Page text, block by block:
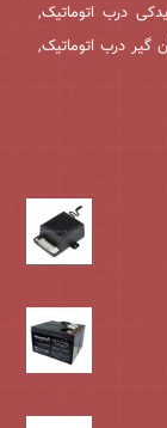
درب اتوماتیک,
گیر درب اتوماتیک,